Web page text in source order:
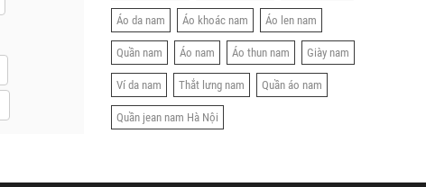
Áo da nam Áo khoác nam Áo len nam
Quần nam Áo nam Áo thun nam Giày nam
Ví da nam Thắt lưng nam Quần áo nam
Quần jean nam Hà Nội